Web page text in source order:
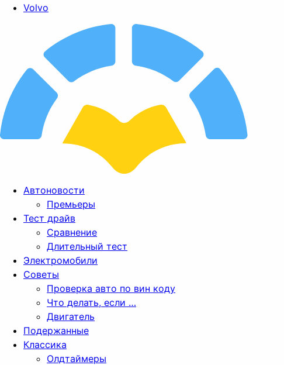
Volvo
Автоновости
Премьеры
Тест драйв
Сравнение
Длительный тест
Электромобили
Советы
Проверка авто по вин коду
Что делать, если …
Двигатель
Подержанные
Классика
Олдтаймеры